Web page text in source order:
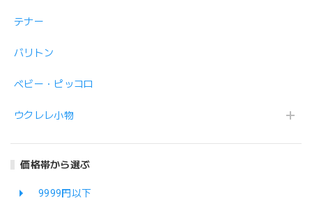
テナー
バリトン
ベビー・ピッコロ
ウクレレ小物
価格帯から選ぶ
9999円以下